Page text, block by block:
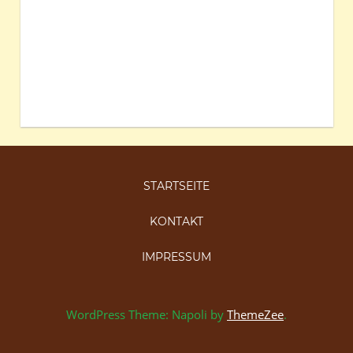
STARTSEITE
KONTAKT
IMPRESSUM
WordPress Theme: Napoli by ThemeZee.